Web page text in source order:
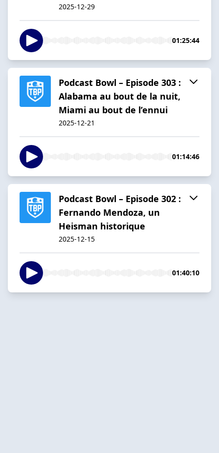
2025-12-29
01:25:44
Podcast Bowl – Episode 303 :
Alabama au bout de la nuit,
Miami au bout de l’ennui
2025-12-21
01:14:46
Podcast Bowl – Episode 302 :
Fernando Mendoza, un
Heisman historique
2025-12-15
01:40:10